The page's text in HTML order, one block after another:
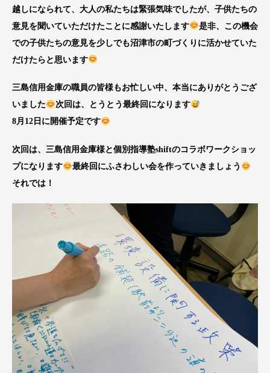
越しになられて、大人の私たちは緊張気味でしたが、子供たちの
意見を聞いていただけたことに感謝いたします
是非、この機会
での子供たちの意見を少しでも沼津市の町づくりに活かせていた
だけたらと思います
三島信用金庫の職員の皆様もお忙しい中、本当にありがとうござ
いました
次回は、とうとう最終回になります
8月12日に開催予定です
次回は、三島信用金庫様と個別指導塾shiftのコラボワークショッ
プになります
最終回にふさわしい会を作っていきましょう
それでは！